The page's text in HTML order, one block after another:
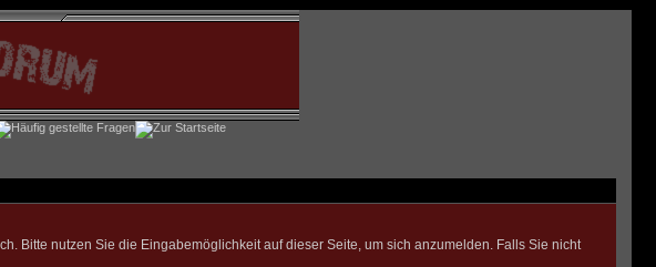
Bitte nutzen Sie die Eingabemöglichkeit auf dieser Seite, um sich anzumelden. Falls Sie nicht